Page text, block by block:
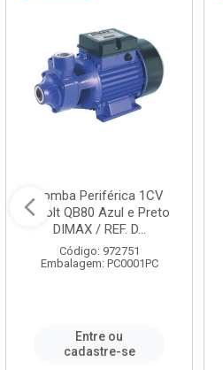
Bomba Periférica 1CV
Bivolt QB80 Azul e Preto
DIMAX / REF. D...
Código: 972751
Embalagem: PC0001PC
Entre ou
cadastre-se